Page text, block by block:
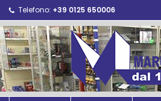
Telefono: +39 0125 650006